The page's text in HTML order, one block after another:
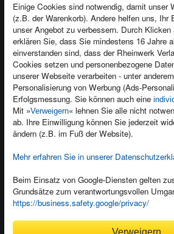
Einige Cookies sind notwendig, damit unser
(z.B. der Warenkorb). Andere helfen uns, Ihr
unser Angebot zu verbessern. Durch Klicken
erklären Sie, dass Sie mindestens 16 Jahre
einverstanden sind, dass der Rheinwerk
Cookies setzen und personenbezogene
unserer Webseite verarbeiten - unter
Personalisierung von Werbung (Ads-
Erfolgsmessung. Sie können auch eine
Mit »Verweigern« lehnen Sie alle nicht
ab. Ihre Einwilligung können Sie jederzeit
ändern (z.B. im Fuß der Website).
Mehr erfahren Sie in unserer
Beim Einsatz von Google-Diensten gelten
Grundsätze zum verantwortungsvollen
https://business.safety.google/privacy/
Verweigern
Kontakt
Newsletter
Für Unternehmen
Presseservice
Dozentenservice
Ein
Kundenservice
Wir sind gerne für Sie da!
service@rheinwerk-verlag.de